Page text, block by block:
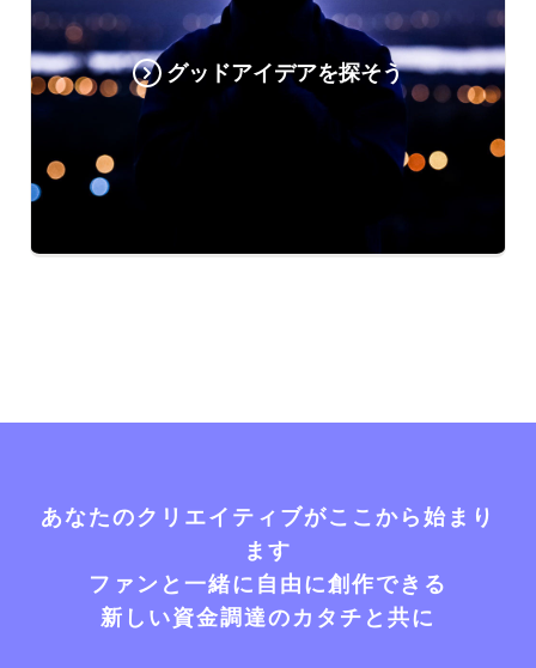
グッドアイデアを探そう
あなたのクリエイティブがここから始まり
ます
ファンと一緒に自由に創作できる
新しい資金調達のカタチと共に